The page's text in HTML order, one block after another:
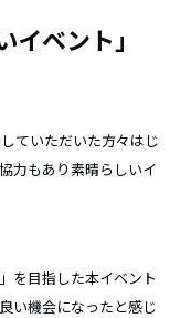
イベント」
ていただいた方々はじ
力もあり素晴らしいイ
を目指した本イベント
い機会になったと感じ